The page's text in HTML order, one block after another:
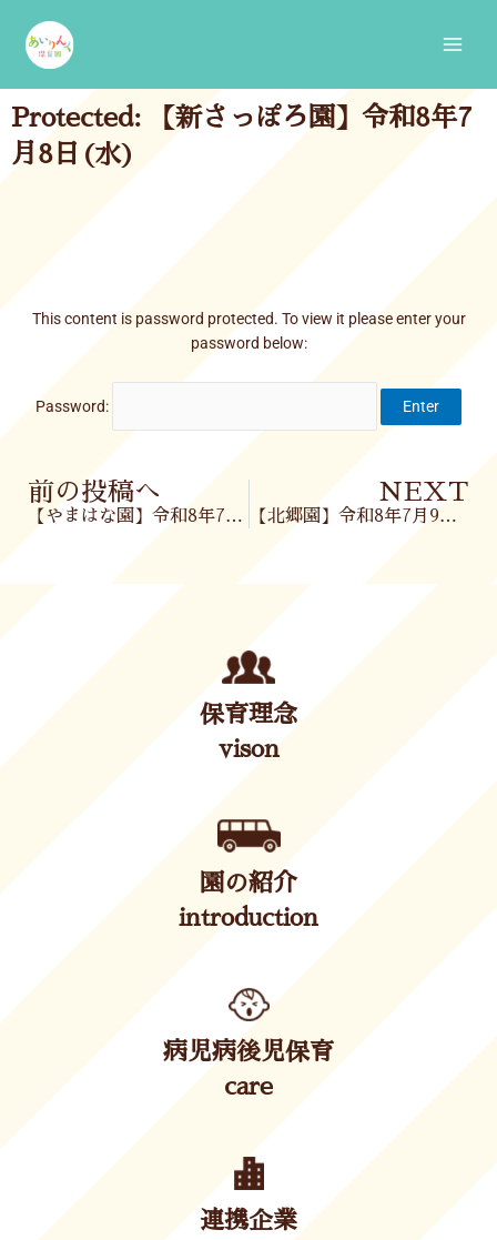
content
Protected: 【新さっぽろ園】令和8年7
月8日(水)
This content is password protected. To view it please enter your
password below:
Password:
Prev
前の投稿へ
【やまはな園】令和8年7月8日(水)
NEXT
【北郷園】令和8年7月9日(木)
保育理念
vison
園の紹介
introduction
病児病後児保育
care
連携企業